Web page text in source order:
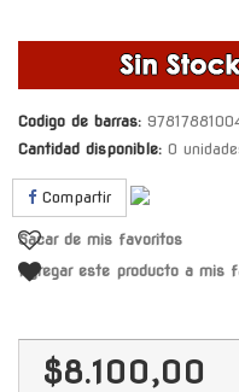
Codigo de barras:
Cantidad disponible: 0
Compartir
Sacar de mis favoritos
Agregar este producto a mis
$8.100,00